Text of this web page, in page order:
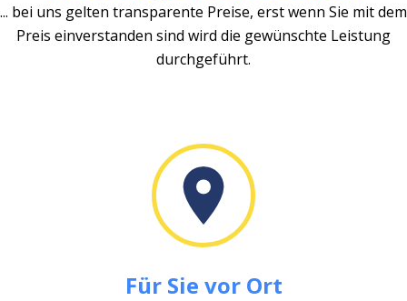
... bei uns gelten transparente Preise, erst wenn Sie mit dem
Preis einverstanden sind wird die gewünschte Leistung
durchgeführt.
Für Sie vor Ort